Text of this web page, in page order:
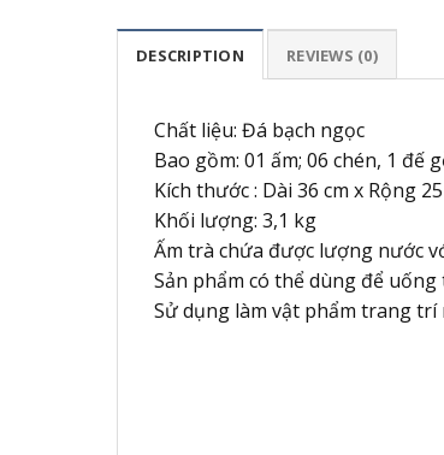
DESCRIPTION REVIEWS (0)
Chất liệu: Đá bạch ngọc
Bao gồm: 01 ấm; 06 chén, 1 đế
Kích thước : Dài 36 cm x Rộng
Khối lượng: 3,1 kg
Ấm trà chứa được lượng nước
Sản phẩm có thể dùng để
Sử dụng làm vật phẩm trang trí